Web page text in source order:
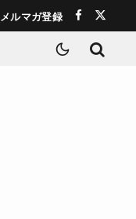
メルマガ登録